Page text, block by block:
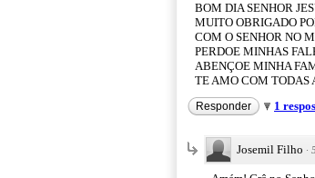
BOM DIA SENHOR
MUITO OBRIGADO
COM O SENHOR NO
PERDOE MINHAS
ABENÇOE MINHA
TE AMO COM TODAS
Responder 1
Josemil Filho ·